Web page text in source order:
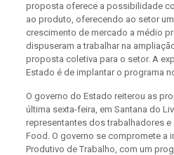
proposta oferece a possibilidade
ao produto, oferecendo ao setor
crescimento de mercado a médio
dispuseram a trabalhar na
proposta coletiva para o setor. A
Estado é de implantar o programa
O governo do Estado reiterou as
última sexta-feira, em Santana do
representantes dos trabalhadores
Food. O governo se compromete a
Produtivo de Trabalho, com um